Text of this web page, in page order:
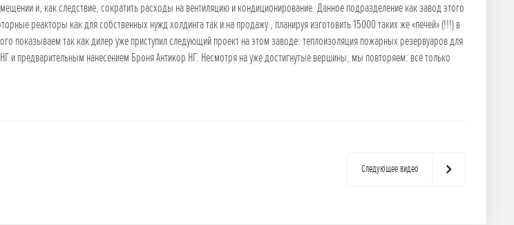
и, как следствие, сократить расходы на вентиляцию и кондиционирование. Данное подразделение как завод этого
реакторы как для собственных нужд холдинга так и на продажу , планируя изготовить 15000 таких же «печей» (!!!) в
показываем так как дилер уже приступил следующий проект на этом заводе: теплоизоляция пожарных резервуаров для
и предварительным нанесением Броня Антикор НГ. Несмотря на уже достигнутые вершины, мы повторяем: всё только
Следующее видео